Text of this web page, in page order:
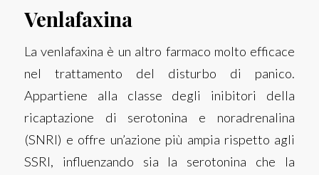
Venlafaxina
La venlafaxina è un altro farmaco molto efficace
nel trattamento del disturbo di panico.
Appartiene alla classe degli inibitori della
ricaptazione di serotonina e noradrenalina
(SNRI) e offre un’azione più ampia rispetto agli
SSRI, influenzando sia la serotonina che la